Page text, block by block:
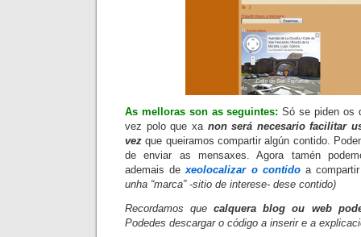
As melloras son as seguintes: Só se piden os
vez polo que xa non será necesario facilitar
vez que queiramos compartir algún contido.
de enviar as mensaxes. Agora tamén
ademais dexeolocalizaro contidoa compartir
unha “marca” -sitio de interese- dese contido)
Recordamos quecalquera blog ou web
Podedes descargar o código a inserir e a